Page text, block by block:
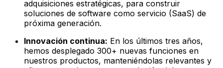
adquisiciones estratégicas, para construir
soluciones de software como servicio (SaaS) de
próxima generación.
Innovación continua: En los últimos tres años,
hemos desplegado 300+ nuevas funciones en
nuestros productos, manteniéndolas relevantes y